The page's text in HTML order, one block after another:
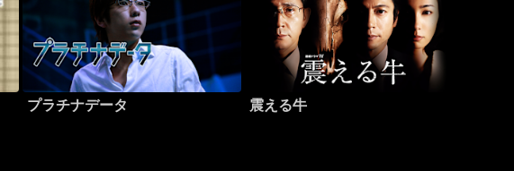
プラチナデータ 震える牛